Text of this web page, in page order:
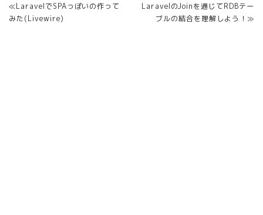
≪LaravelでSPAっぽいの作って
みた(Livewire)
LaravelのJoinを通じてRDBテー
ブルの結合を理解しよう！≫